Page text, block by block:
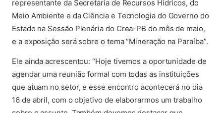
representante da Secretaria de Recursos Hídricos, do
Meio Ambiente e da Ciência e Tecnologia do Governo do
Estado na Sessão Plenária do Crea-PB do mês de maio,
e a exposição será sobre o tema “Mineração na Paraíba”.
Ele ainda acrescentou: “Hoje tivemos a oportunidade de
agendar uma reunião formal com todas as instituições
que atuam no setor, e esse encontro acontecerá no dia
16 de abril, com o objetivo de elaborarmos um trabalho